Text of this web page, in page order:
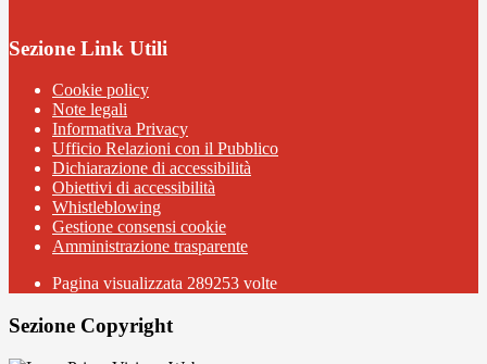
Sezione Link Utili
Cookie policy
Note legali
Informativa Privacy
Ufficio Relazioni con il Pubblico
Dichiarazione di accessibilità
Obiettivi di accessibilità
Whistleblowing
Gestione consensi cookie
Amministrazione trasparente
Pagina visualizzata 289253 volte
Sezione Copyright